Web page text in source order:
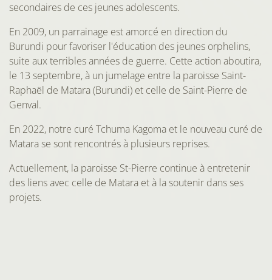
secondaires de ces jeunes adolescents.
En 2009, un parrainage est amorcé en direction du
Burundi pour favoriser l'éducation des jeunes orphelins,
suite aux terribles années de guerre. Cette action aboutira,
le 13 septembre, à un jumelage entre la paroisse Saint-
Raphaël de Matara (Burundi) et celle de Saint-Pierre de
Genval.
En 2022, notre curé Tchuma Kagoma et le nouveau curé de
Matara se sont rencontrés à plusieurs reprises.
Actuellement, la paroisse St-Pierre continue à entretenir
des liens avec celle de Matara et à la soutenir dans ses
projets.